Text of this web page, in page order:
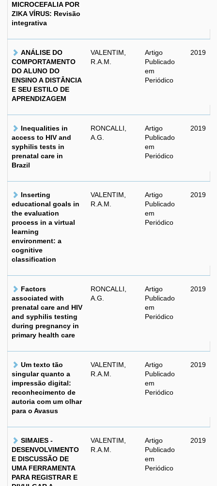
MICROCEFALIA POR
ZIKA VÍRUS: Revisão
integrativa
ANÁLISE DO
COMPORTAMENTO
DO ALUNO DO
ENSINO A DISTÂNCIA
E SEU ESTILO DE
APRENDIZAGEM
VALENTIM,
R.A.M.
Artigo
Publicado
em
Periódico
2019
Inequalities in
access to HIV and
syphilis tests in
prenatal care in
Brazil
RONCALLI,
A.G.
Artigo
Publicado
em
Periódico
2019
Inserting
educational goals in
the evaluation
process in a virtual
learning
environment: a
cognitive
classification
VALENTIM,
R.A.M.
Artigo
Publicado
em
Periódico
2019
Factors
associated with
prenatal care and HIV
and syphilis testing
during pregnancy in
primary health care
RONCALLI,
A.G.
Artigo
Publicado
em
Periódico
2019
Um texto tão
singular quanto a
impressão digital:
reconhecimento de
autoria com um olhar
para o Avasus
VALENTIM,
R.A.M.
Artigo
Publicado
em
Periódico
2019
SIMAIES -
DESENVOLVIMENTO
E DISCUSSÃO DE
UMA FERRAMENTA
PARA REGISTRAR E
VALENTIM,
R.A.M.
Artigo
Publicado
em
Periódico
2019